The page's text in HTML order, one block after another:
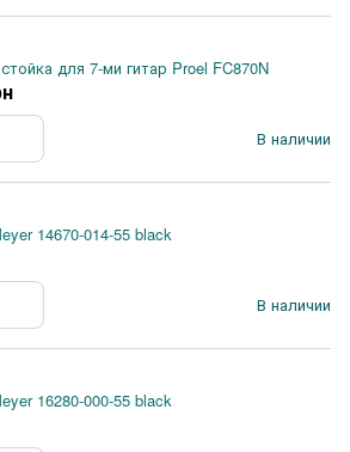
для 7-ми гитар Proel FC870N
В наличии
14670-014-55 black
В наличии
16280-000-55 black